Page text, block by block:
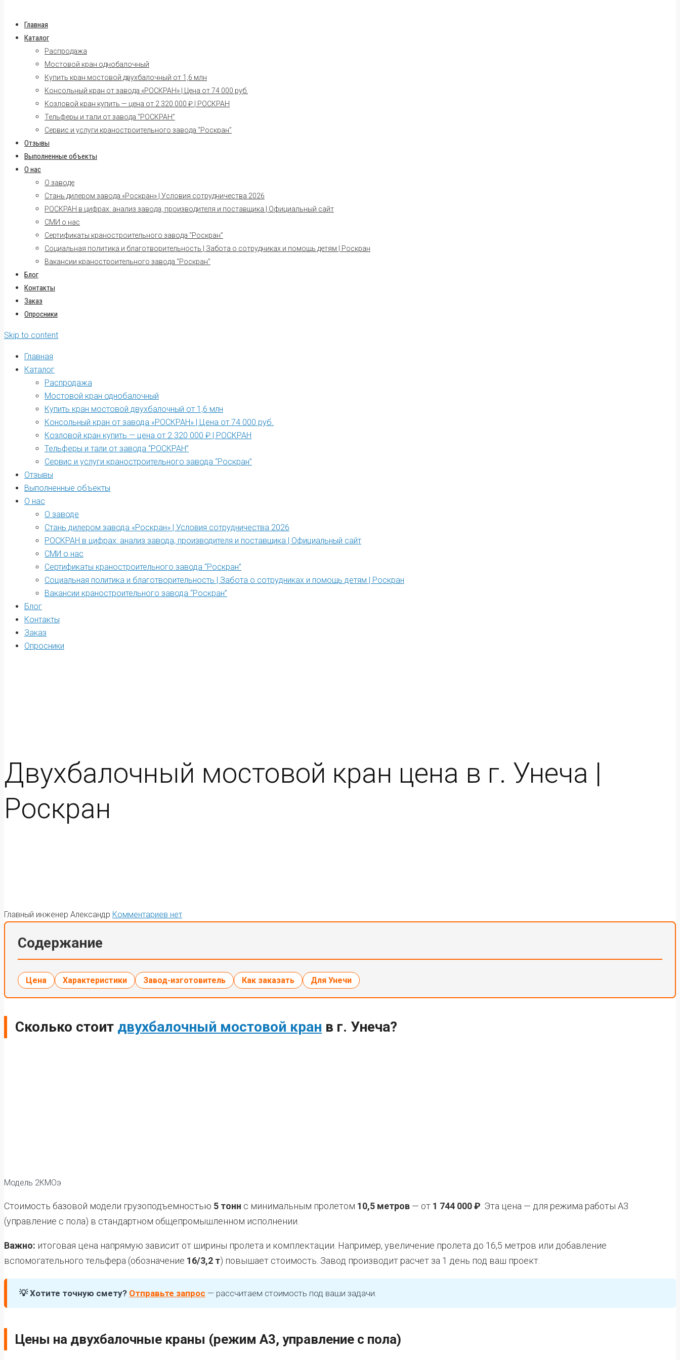
Главная
Каталог
Распродажа
Мостовой кран однобалочный
Купить кран мостовой двухбалочный от 1,6 млн
Консольный кран от завода «РОСКРАН» | Цена от 74 000 руб.
Козловой кран купить — цена от 2 320 000 ₽ | РОСКРАН
Тельферы и тали от завода “РОСКРАН”
Сервис и услуги краностроительного завода “Роскран”
Отзывы
Выполненные объекты
О нас
О заводе
Стань дилером завода «Роскран» | Условия сотрудничества 2026
РОСКРАН в цифрах: анализ завода, производителя и поставщика | Официальный сайт
СМИ о нас
Сертификаты краностроительного завода “Роскран”
Социальная политика и благотворительность | Забота о сотрудниках и помощь детям | Роскран
Вакансии краностроительного завода “Роскран”
Блог
Контакты
Заказ
Опросники
Skip to content
Главная
Каталог
Распродажа
Мостовой кран однобалочный
Купить кран мостовой двухбалочный от 1,6 млн
Консольный кран от завода «РОСКРАН» | Цена от 74 000 руб.
Козловой кран купить — цена от 2 320 000 ₽ | РОСКРАН
Тельферы и тали от завода “РОСКРАН”
Сервис и услуги краностроительного завода “Роскран”
Отзывы
Выполненные объекты
О нас
О заводе
Стань дилером завода «Роскран» | Условия сотрудничества 2026
РОСКРАН в цифрах: анализ завода, производителя и поставщика | Официальный сайт
СМИ о нас
Сертификаты краностроительного завода “Роскран”
Социальная политика и благотворительность | Забота о сотрудниках и помощь детям | Роскран
Вакансии краностроительного завода “Роскран”
Блог
Контакты
Заказ
Опросники
Двухбалочный мостовой кран цена в г. Унеча |
Роскран
Главный инженер Александр Комментариев нет
Содержание
Цена Характеристики Завод-изготовитель Как заказать Для Унечи
Сколько стоит двухбалочный мостовой кран в г. Унеча?
Модель 2КМОэ
Стоимость базовой модели грузоподъемностью 5 тонн с минимальным пролетом 10,5 метров — от 1 744 000 ₽ . Эта цена — для режима работы А3
(управление с пола) в стандартном общепромышленном исполнении.
Важно: итоговая цена напрямую зависит от ширины пролета и комплектации. Например, увеличение пролета до 16,5 метров или добавление
вспомогательного тельфера (обозначение 16/3,2 т) повышает стоимость. Завод производит расчет за 1 день под ваш проект.
💡 Хотите точную смету? Отправьте запрос — рассчитаем стоимость под ваши задачи.
Цены на двухбалочные краны (режим А3, управление с пола)